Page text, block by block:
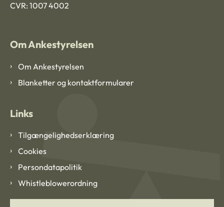
CVR: 1007 4002
Om Ankestyrelsen
Om Ankestyrelsen
Blanketter og kontaktformularer
Links
Tilgængelighedserklæring
Cookies
Persondatapolitik
Whistleblowerordning